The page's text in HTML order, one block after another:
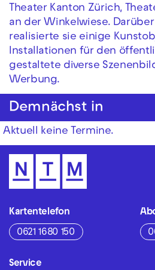
Theater Kanton Zürich,
an der Winkelwiese.
realisierte sie einige
Installationen für den
gestaltete diverse
Werbung.
Demnächst in
Aktuell keine Termine.
Kartentelefon
0621 1680 150
Service